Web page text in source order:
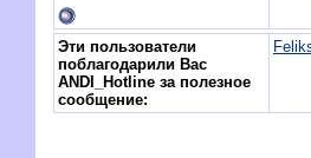
Эти пользователи
поблагодарили Вас
ANDI_Hotline за полезное
сообщение: